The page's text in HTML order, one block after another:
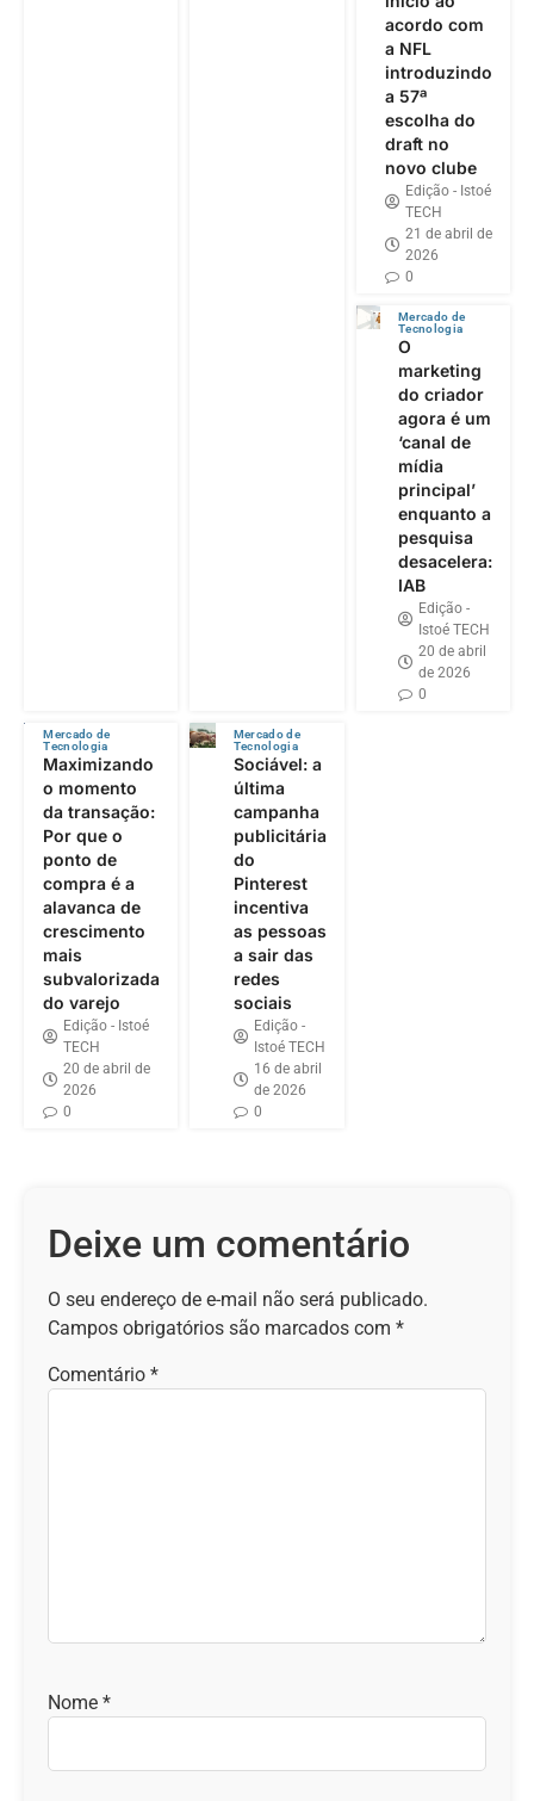
acordo com
a NFL
introduzindo
a 57ª
escolha do
draft no
novo clube
Edição - Istoé
TECH
21 de abril de
2026
0
Mercado de
Tecnologia
O
marketing
do criador
agora é um
‘canal de
mídia
principal’
enquanto a
pesquisa
desacelera:
IAB
Edição -
Istoé TECH
20 de abril
de 2026
0
Mercado de
Tecnologia
Maximizando
o momento
da transação:
Por que o
ponto de
compra é a
alavanca de
crescimento
mais
subvalorizada
do varejo
Edição - Istoé
TECH
20 de abril de
2026
0
Mercado de
Tecnologia
Sociável: a
última
campanha
publicitária
do
Pinterest
incentiva
as pessoas
a sair das
redes
sociais
Edição -
Istoé TECH
16 de abril
de 2026
0
Deixe um comentário
O seu endereço de e-mail não será publicado.
Campos obrigatórios são marcados com *
Comentário *
Nome *